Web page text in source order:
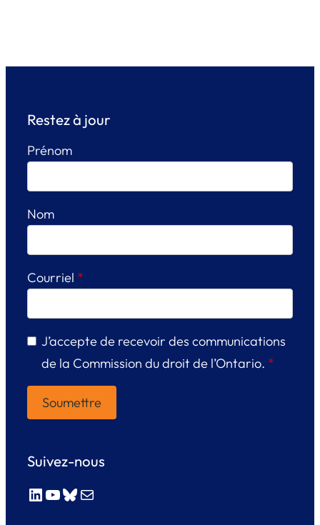
Restez à jour
Prénom
Nom
Courriel *
J’accepte de recevoir des communications
de la Commission du droit de l’Ontario. *
Suivez-nous
LinkedIn
YouTube
Bluesky
E-mail